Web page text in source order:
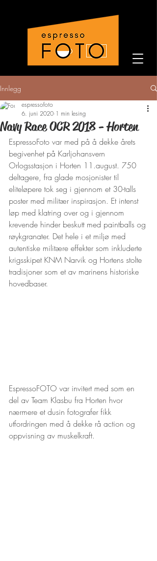
Innlegg
Navy Race OCR 2018 - Horten
espressofoto
6. juni 2020 1 min lesing
EspressoFoto var med på å dekke årets
begivenhet på Karljohansvern
Orlogsstasjon i Horten 11.august. 750
deltagere, fra glade mosjonister til
eliteløpere tok seg i gjennom et 30-talls
poster med militær inspirasjon. Et intenst
løp med klatring over og i gjennom
krevende hinder beskutt med paintballs og
røykgranater. Det hele i et miljø med
autentiske militære effekter som inkluderte
krigsskipet KNM Narvik og Hortens stolte
tradisjoner som et av marinens historiske
hovedbaser.
EspressoFOTO var invitert med som en
del av Team Klasbu fra Horten hvor
nærmere et dusin fotografer fikk
utfordringen med å dekke rå action og
oppvisning av muskelkraft.